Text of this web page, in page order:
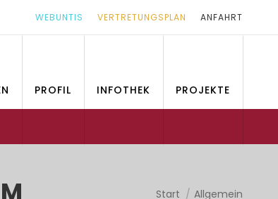
WEBUNTIS VERTRETUNGSPLAN ANFAHRT
PROFIL INFOTHEK PROJEKTE
Sie befinden sich hier:Start
Allgemein